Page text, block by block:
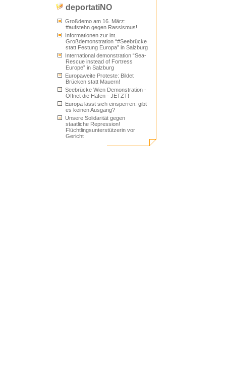
deportatiNO
Großdemo am 16. März:
#aufstehn gegen Rassismus!
Informationen zur int.
Großdemonstration “#Seebrücke
statt Festung Europa” in Salzburg
International demonstration “Sea-
Rescue instead of Fortress
Europe” in Salzburg
Europaweite Proteste: Bildet
Brücken statt Mauern!
Seebrücke Wien Demonstration -
Öffnet die Häfen - JETZT!
Europa lässt sich einsperren: gibt
es keinen Ausgang?
Unsere Solidarität gegen
staatliche Repression!
Flüchtlingsunterstützerin vor
Gericht